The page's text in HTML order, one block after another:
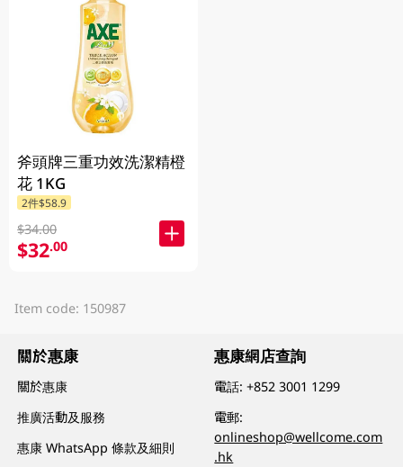
斧頭牌三重功效洗潔精橙
花 1KG
2件$58.9
$34.00
$32.00
Item code: 150987
關於惠康
關於惠康
推廣活動及服務
惠康 WhatsApp 條款及細則
惠康網店查詢
電話:+852 3001 1299
電郵:
onlineshop@wellcome.com
.hk